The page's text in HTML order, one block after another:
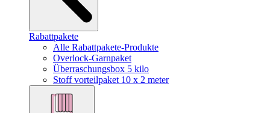
Rabattpakete
Alle Rabattpakete-Produkte
Overlock-Garnpaket
Überraschungsbox 5 kilo
Stoff vorteilpaket 10 x 2 meter